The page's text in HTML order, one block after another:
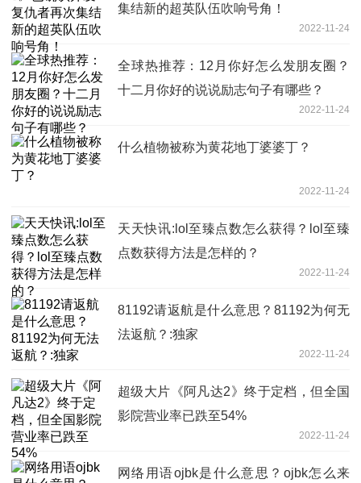
集结新的超英队伍吹响号角！
2022-11-24
全球热推荐：12月你好怎么发朋友圈？
十二月你好的说说励志句子有哪些？
2022-11-24
什么植物被称为黄花地丁婆婆丁？
2022-11-24
天天快讯:lol至臻点数怎么获得？lol至臻
点数获得方法是怎样的？
2022-11-24
81192请返航是什么意思？81192为何无
法返航？:独家
2022-11-24
超级大片《阿凡达2》终于定档，但全国
影院营业率已跌至54%
2022-11-24
网络用语ojbk是什么意思？ojbk怎么来